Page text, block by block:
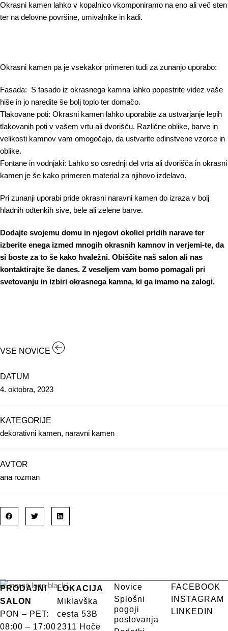
VSE NOVICE
DATUM
4. oktobra, 2023
KATEGORIJE
dekorativni kamen, naravni kamen
AVTOR
ana rozman
Okrasni kamen lahko v kopalnico vkomponiramo na eno ali več sten
ter na delovne površine, umivalnike in kadi.
Okrasni kamen pa je vsekakor primeren tudi za zunanjo uporabo:
Fasada: S fasado iz okrasnega kamna lahko popestrite videz vaše
hiše in jo naredite še bolj toplo ter domačo.
Tlakovane poti: Okrasni kamen lahko uporabite za ustvarjanje lepih
tlakovanih poti v vašem vrtu ali dvorišču. Različne oblike, barve in
velikosti kamnov vam omogočajo, da ustvarite edinstvene vzorce in
oblike.
Fontane in vodnjaki: Lahko so osrednji del vrta ali dvorišča in okrasni
kamen je še kako primeren material za njihovo izdelavo.
Pri zunanji uporabi pride okrasni naravni kamen do izraza v bolj
hladnih odtenkih sive, bele ali zelene barve.
Dodajte svojemu domu in njegovi okolici pridih narave ter
izberite enega izmed mnogih okrasnih kamnov in verjemi-te, da
si boste za to še kako hvaležni. Obiščite naš salon ali nas
kontaktirajte še danes. Z veseljem vam bomo pomagali pri
svetovanju in izbiri okrasnega kamna, ki ga imamo na zalogi.
PRODAJNI
SALON
PON – PET:
08:00 – 17:00
LOKACIJA
Miklavška
cesta 53B
2311 Hoče
Novice
Splošni
pogoji
poslovanja
FACEBOOK
INSTAGRAM
LINKEDIN